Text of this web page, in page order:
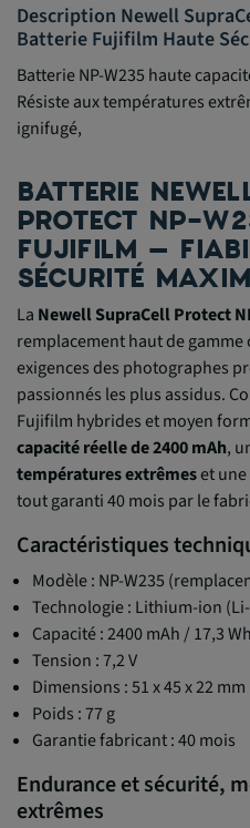
Description Newell
Batterie Fujifilm Haute
Batterie NP-W235 haute
Résiste aux températures
ignifugé,
BATTERIE
PROTECT NP-
FUJIFILM –
SÉCURITÉ
La Newell SupraCell Protect
remplacement haut de
exigences des photographes
passionnés les plus assidus.
Fujifilm hybrides et moyen
capacité réelle de 2400 mAh,
températures extrêmeset une
tout garanti 40 mois par le
Caractéristiques
Modèle : NP-W235
Technologie : Lithium-ion
Capacité : 2400 mAh / 17,3 Wh
Tension : 7,2 V
Dimensions : 51 x 45 x 22 mm
Poids : 77 g
Garantie fabricant : 40 mois
Endurance et sécurité,
extrêmes